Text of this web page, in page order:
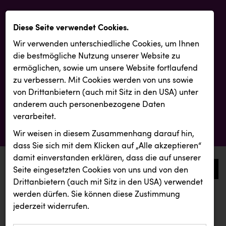
0
aktuelle aussendungen
aktuelle aussendungen
Diese Seite verwendet Cookies.
Wir verwenden unterschiedliche Cookies, um Ihnen
die best­mögliche Nutzung unserer Website zu
ermöglichen, sowie um unsere Website fortlaufend
zu verbessern. Mit Cookies werden von uns sowie
von Drittanbietern (auch mit Sitz in den USA) unter
anderem auch personenbezogene Daten
verarbeitet.
Wir weisen in diesem Zusammenhang darauf hin,
dass Sie sich mit dem Klicken auf „Alle akzeptieren“
damit ein­ver­standen erklären, dass die auf unserer
Seite eingesetzten Cookies von uns und von den
Drittanbietern (auch mit Sitz in den USA) verwendet
werden dürfen. Sie können diese Zustimmung
jederzeit widerrufen.